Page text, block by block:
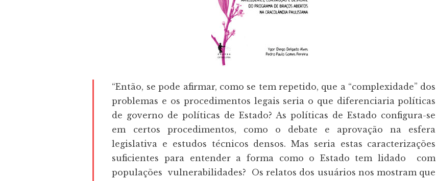
“Então, se pode afirmar, como se tem repetido, que a “complexidade” dos
problemas e os procedimentos legais seria o que diferenciaria políticas
de governo de políticas de Estado? As políticas de Estado configura-se
em certos procedimentos, como o debate e aprovação na esfera
legislativa e estudos técnicos densos. Mas seria estas caracterizações
suficientes para entender a forma como o Estado tem lidado com
populações vulnerabilidades? Os relatos dos usuários nos mostram que